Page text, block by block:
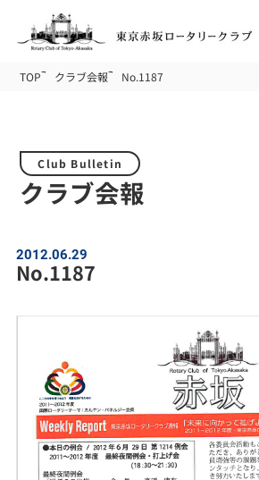
TOP クラブ会報 No.1187
Club Bulletin
クラブ会報
2012.06.29
No.1187